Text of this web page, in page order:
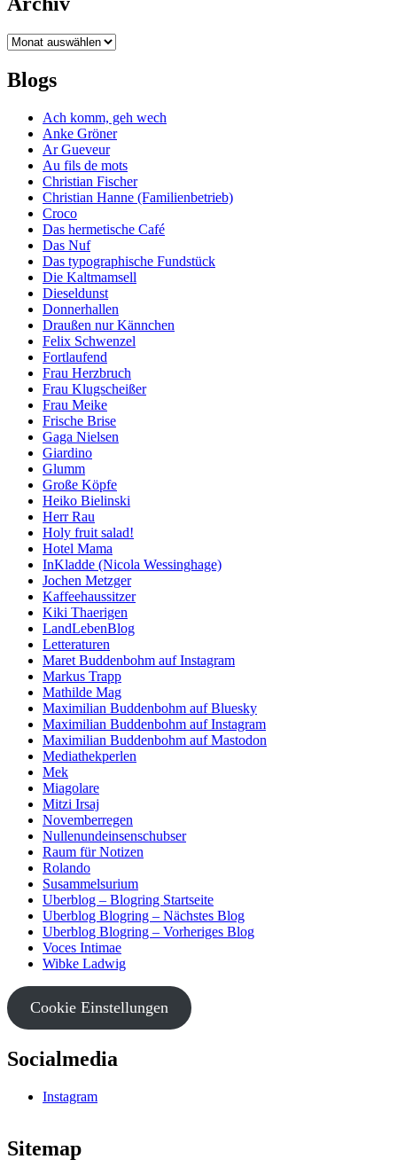
Archiv
Blogs
Ach komm, geh wech
Anke Gröner
Ar Gueveur
Au fils de mots
Christian Fischer
Christian Hanne (Familienbetrieb)
Croco
Das hermetische Café
Das Nuf
Das typographische Fundstück
Die Kaltmamsell
Dieseldunst
Donnerhallen
Draußen nur Kännchen
Felix Schwenzel
Fortlaufend
Frau Herzbruch
Frau Klugscheißer
Frau Meike
Frische Brise
Gaga Nielsen
Giardino
Glumm
Große Köpfe
Heiko Bielinski
Herr Rau
Holy fruit salad!
Hotel Mama
InKladde (Nicola Wessinghage)
Jochen Metzger
Kaffeehaussitzer
Kiki Thaerigen
LandLebenBlog
Letteraturen
Maret Buddenbohm auf Instagram
Markus Trapp
Mathilde Mag
Maximilian Buddenbohm auf Bluesky
Maximilian Buddenbohm auf Instagram
Maximilian Buddenbohm auf Mastodon
Mediathekperlen
Mek
Miagolare
Mitzi Irsaj
Novemberregen
Nullenundeinsenschubser
Raum für Notizen
Rolando
Susammelsurium
Uberblog – Blogring Startseite
Uberblog Blogring – Nächstes Blog
Uberblog Blogring – Vorheriges Blog
Voces Intimae
Wibke Ladwig
Cookie Einstellungen
Socialmedia
Instagram
Sitemap